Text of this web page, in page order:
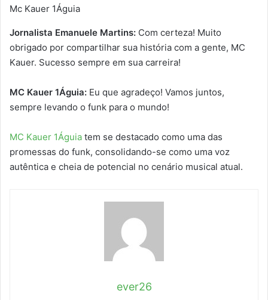
Mc Kauer 1Águia
Jornalista Emanuele Martins: Com certeza! Muito
obrigado por compartilhar sua história com a gente, MC
Kauer. Sucesso sempre em sua carreira!
MC Kauer 1Águia: Eu que agradeço! Vamos juntos,
sempre levando o funk para o mundo!
MC Kauer 1Águia tem se destacado como uma das
promessas do funk, consolidando-se como uma voz
autêntica e cheia de potencial no cenário musical atual.
ever26